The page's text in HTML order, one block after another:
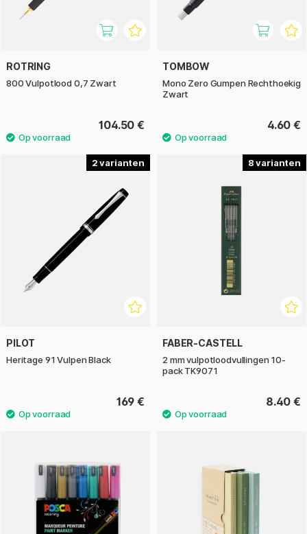
ROTRING
800 Vulpotlood 0,7 Zwart
104.50 €
TOMBOW
Mono Zero Gumpen Rechthoekig
Zwart
4.60 €
2
PILOT
Heritage 91 Vulpen Black
169 €
8
FABER-CASTELL
2 mm vulpotloodvullingen 10-
pack TK9071
8.40 €